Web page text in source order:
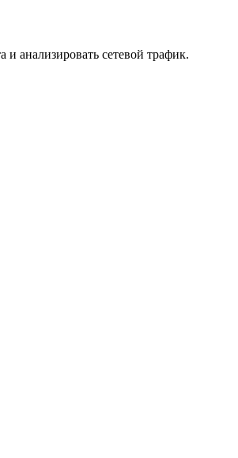
анализировать сетевой трафик.